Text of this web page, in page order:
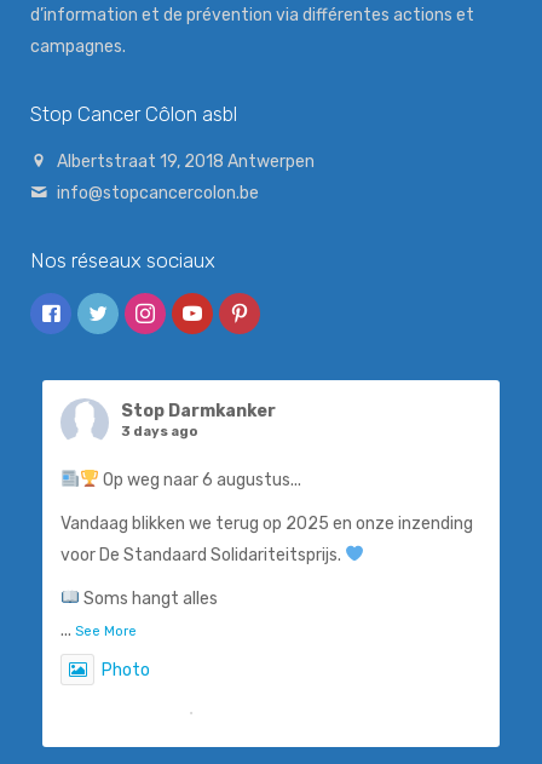
d’information et de prévention via différentes actions et
campagnes.
Stop Cancer Côlon asbl
Albertstraat 19, 2018 Antwerpen
info@stopcancercolon.be
Nos réseaux sociaux
Stop Darmkanker
3 days ago
Op weg naar 6 augustus...
Vandaag blikken we terug op 2025 en onze inzending
voor De Standaard Solidariteitsprijs.
Soms hangt alles
... See More
Photo
·